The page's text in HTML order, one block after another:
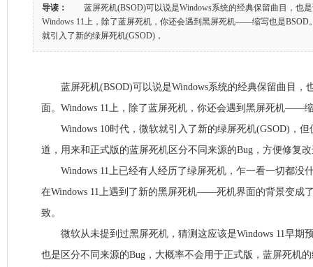
导读：
蓝屏死机(BSOD)可以说是Windows系统的经典保留曲目，也
Windows 11上，除了蓝屏死机，你还会遇到黑屏死机——缩写也是
就引入了新的绿屏死机(GSOD)，
蓝屏死机(BSOD)可以说是Windows系统的经典保留曲目，
面。Windows 11上，除了蓝屏死机，你还会遇到黑屏死机——
Windows 10时代，微软就引入了新的绿屏死机(GSOD)，但
道，用来和正式版的蓝屏死机区分不同来源的Bug，方便修复
Windows 11上已经有人经历了绿屏死机，乍一看一切都没
在Windows 11上遇到了新的黑屏死机——死机界面的背景变成
致。
微软从未提到过黑屏死机，猜测这应该是Windows 11早期
也是区分不同来源的Bug，大概率不会用于正式版，蓝屏死机